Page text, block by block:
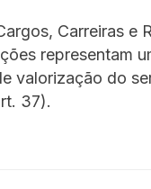
Carreiras e
representam
valorização do
37).